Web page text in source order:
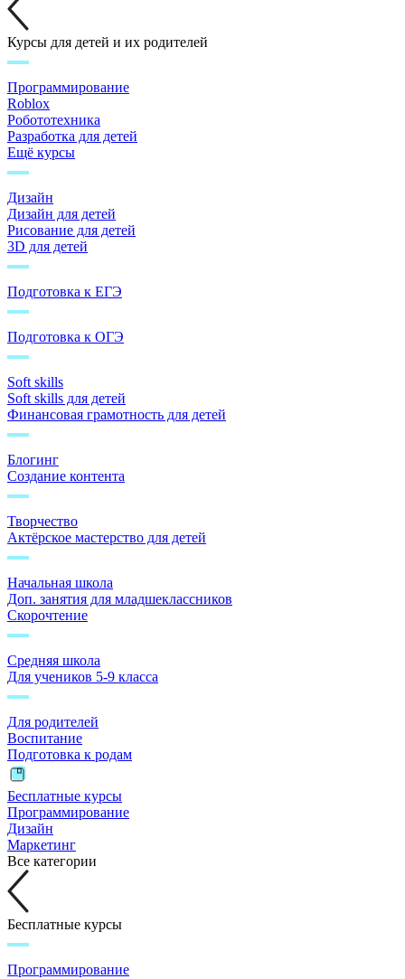
Курсы для детей и их родителей
Программирование
Roblox
Робототехника
Разработка для детей
Ещё курсы
Дизайн
Дизайн для детей
Рисование для детей
3D для детей
Подготовка к ЕГЭ
Подготовка к ОГЭ
Soft skills
Soft skills для детей
Финансовая грамотность для детей
Блогинг
Создание контента
Творчество
Актёрское мастерство для детей
Начальная школа
Доп. занятия для младшеклассников
Скорочтение
Средняя школа
Для учеников 5-9 класса
Для родителей
Воспитание
Подготовка к родам
Бесплатные курсы
Программирование
Дизайн
Маркетинг
Все категории
Бесплатные курсы
Программирование